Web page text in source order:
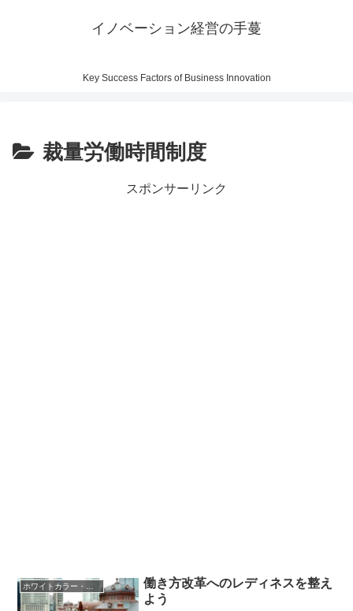
イノベーション経営の手蔓
Key Success Factors of Business Innovation
裁量労働時間制度
スポンサーリンク
ホワイトカラー・エグゼンプション
働き方改革へのレディネスを整え
よう